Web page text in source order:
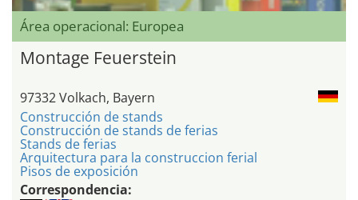
Área operacional: Europea
Montage Feuerstein
97332 Volkach, Bayern
Construcción de stands
Construcción de stands de ferias
Stands de ferias
Arquitectura para la construccion ferial
Pisos de exposición
Correspondencia: